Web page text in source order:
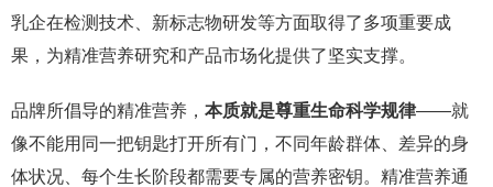
乳企在检测技术、新标志物研发等方面取得了多项重要成
果，为精准营养研究和产品市场化提供了坚实支撑。
品牌所倡导的精准营养， 本质就是尊重生命科学规律——就
像不能用同一把钥匙打开所有门，不同年龄群体、差异的身
体状况、每个生长阶段都需要专属的营养密钥。精准营养通